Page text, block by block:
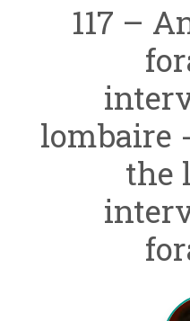
117 –
lombaire
the